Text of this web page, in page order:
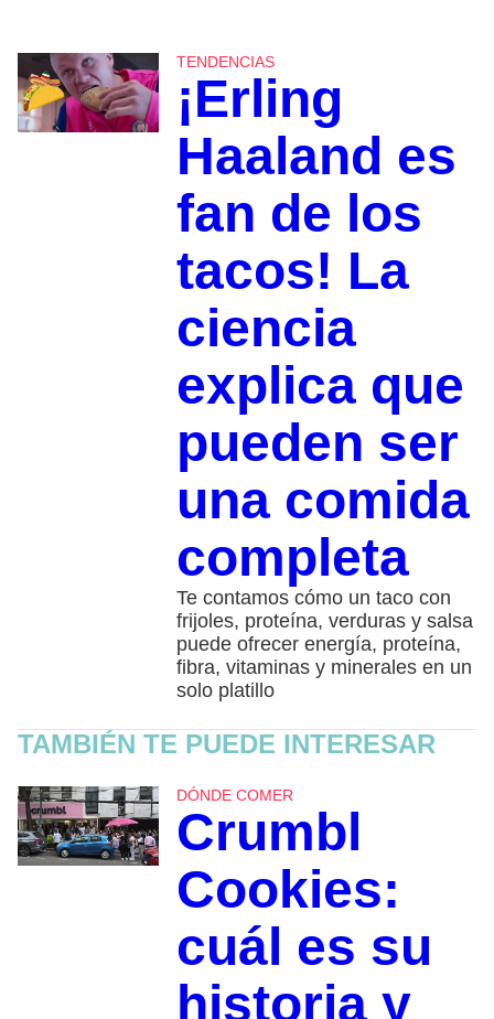
TENDENCIAS
¡Erling
Haaland es
fan de los
tacos! La
ciencia
explica que
pueden ser
una comida
completa
Te contamos cómo un taco con
frijoles, proteína, verduras y salsa
puede ofrecer energía, proteína,
fibra, vitaminas y minerales en un
solo platillo
TAMBIÉN TE PUEDE INTERESAR
DÓNDE COMER
Crumbl
Cookies:
cuál es su
historia y